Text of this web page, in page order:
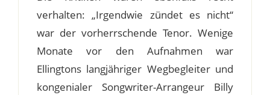
verhalten: „Irgendwie zündet es nicht“
war der vorherrschende Tenor. Wenige
Monate vor den Aufnahmen war
Ellingtons langjähriger Wegbegleiter und
kongenialer Songwriter-Arrangeur Billy